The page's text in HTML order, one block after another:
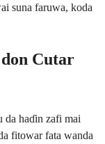
suna faruwa, koda
Cutar
da haɗin zafi mai
fitowar fata wanda